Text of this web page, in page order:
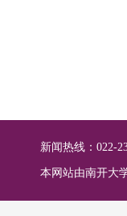
新闻热线：022-
本网站由南开大